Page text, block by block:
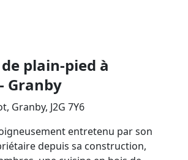
plain-pied à
Granby
Granby, J2G 7Y6
entretenu par son
depuis sa construction,